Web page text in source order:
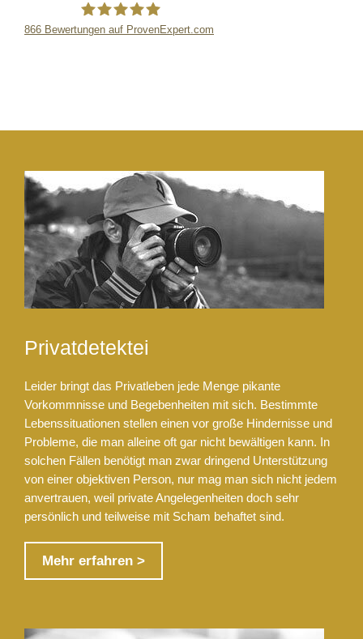
866 Bewertungen auf ProvenExpert.com
Privatdetektei
Leider bringt das Privatleben jede Menge pikante
Vorkommnisse und Begebenheiten mit sich. Bestimmte
Lebenssituationen stellen einen vor große Hindernisse und
Probleme, die man alleine oft gar nicht bewältigen kann. In
solchen Fällen benötigt man zwar dringend Unterstützung
von einer objektiven Person, nur mag man sich nicht jedem
anvertrauen, weil private Angelegenheiten doch sehr
persönlich und teilweise mit Scham behaftet sind.
Mehr erfahren >